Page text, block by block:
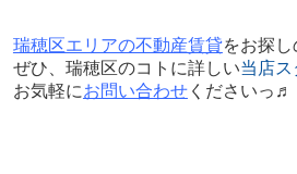
瑞穂区エリアの不動産賃貸をお探し
ぜひ、瑞穂区のコトに詳しい当店ス
お気軽にお問い合わせくださいっ♬